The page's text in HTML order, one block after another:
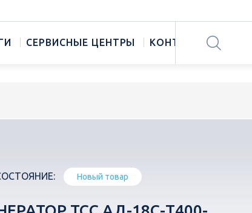
СЕРВИСНЫЕ ЦЕНТРЫ КОНТАКТЫ
Новый товар